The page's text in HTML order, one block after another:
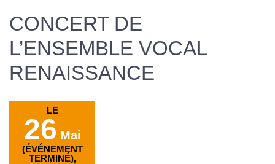
CONCERT DE
L’ENSEMBLE VOCAL
RENAISSANCE
LE
26 Mai
(ÉVÉNEMENT
TERMINÉ),